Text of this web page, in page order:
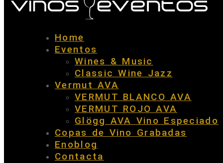
Home
Eventos
Wines & Music
Classic Wine Jazz
Vermut AVA
VERMUT BLANCO AVA
VERMUT ROJO AVA
Glögg AVA Vino Especiado
Copas de Vino Grabadas
Enoblog
Contacta